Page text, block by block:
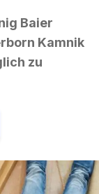
Baier
Kamnik
zu